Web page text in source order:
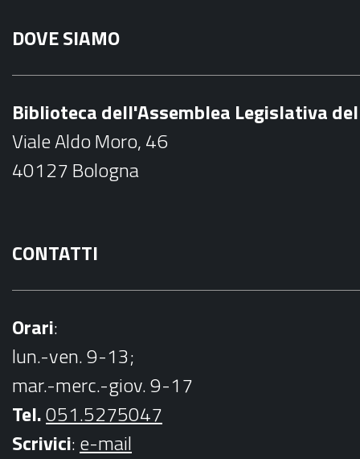
c
e
k
DOVE SIAMO
Biblioteca dell'Assemblea Legislativa
Viale Aldo Moro, 46
40127 Bologna
CONTATTI
Orari:
lun.-ven. 9-13;
mar.-merc.-giov. 9-17
Tel.051.5275047
Scrivici:e-mail